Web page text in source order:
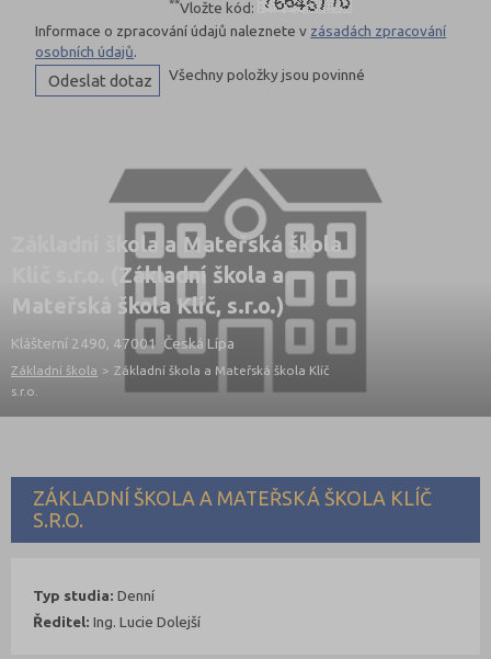
Vložte kód:
Informace o zpracování údajů naleznete v zásadách zpracování
osobních údajů.
Všechny položky jsou povinné
Základní škola a Mateřská škola
Klíč s.r.o. (Základní škola a
Mateřská škola Klíč, s.r.o.)
Klášterní 2490, 47001 Česká Lípa
Základní škola > Základní škola a Mateřská škola Klíč
s.r.o.
ZÁKLADNÍ ŠKOLA A MATEŘSKÁ ŠKOLA KLÍČ
S.R.O.
Typ studia: Denní
Ředitel: Ing. Lucie Dolejší